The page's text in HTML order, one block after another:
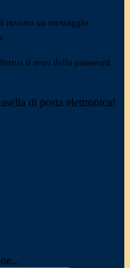
inviato un messaggio
il reset della password
di posta elettronica!